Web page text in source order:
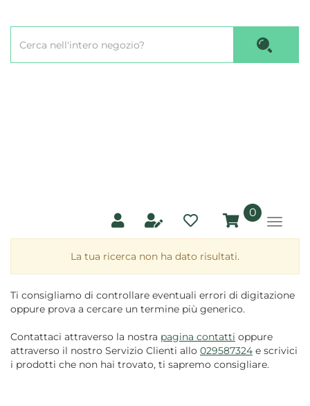
principale
Prodotto
0prodotti
inseriti
La tua ricerca non ha dato risultati.
Ti consigliamo di controllare eventuali errori di digitazione
oppure prova a cercare un termine più generico.
Contattaci attraverso la nostra pagina contatti oppure
attraverso il nostro Servizio Clienti allo 029587324 e scrivici
i prodotti che non hai trovato, ti sapremo consigliare.